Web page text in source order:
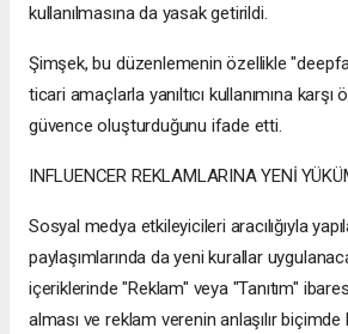
kullanılmasına da yasak getirildi.
Şimşek, bu düzenlemenin özellikle
ticari amaçlarla yanıltıcı kullanımına karşı
güvence oluşturduğunu ifade etti.
INFLUENCER REKLAMLARINA YENİ
Sosyal medya etkileyicileri aracılığıyla
paylaşımlarında da yeni kurallar
içeriklerinde "Reklam" veya "Tanıtım"
alması ve reklam verenin anlaşılır